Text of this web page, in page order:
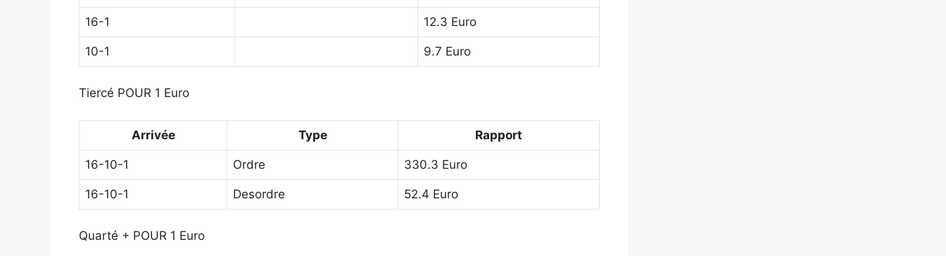
16-1 12.3 Euro
10-1 9.7 Euro
Tiercé POUR 1 Euro
Arrivée Type Rapport
16-10-1 Ordre 330.3 Euro
16-10-1 Desordre 52.4 Euro
Quarté + POUR 1 Euro